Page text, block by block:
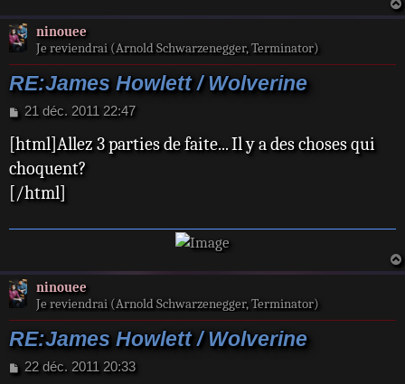
ninouee
Je reviendrai (Arnold Schwarzenegger, Terminator)
RE:James Howlett / Wolverine
M
s
s
a
g
21 déc. 2011 22:47
[html]Allez 3 parties de faite... Il y a des choses qui
choquent?
[/html]
ninouee
Je reviendrai (Arnold Schwarzenegger, Terminator)
RE:James Howlett / Wolverine
M
22 déc. 2011 20:33